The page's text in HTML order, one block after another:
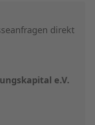
direkt
e.V.